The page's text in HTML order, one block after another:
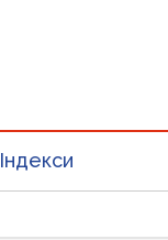
Індекси